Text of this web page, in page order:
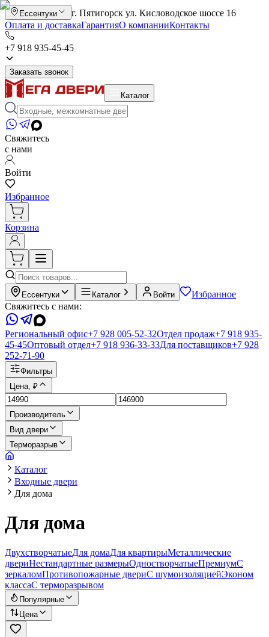
Ессентуки
г. Пятигорск ул. Кисловодское шоссе 16
Оплата и доставкаГарантияО компанииКонтакты
+7 918 935-45-45
Заказать звонок
Каталог
Свяжитесь
с нами
Войти
Избранное
Корзина
Ессентуки Каталог Войти
Избранное
Свяжитесь с нами:
Региональный офис+7 928 005-52-32Отдел продаж+7 918 935-
45-45Оптовый отдел+7 918 936-33-33Для поставщиков+7 928
252-71-90
Фильтры
Цена, ₽
Производитель
Вид двери
Терморазрыв
Каталог
Входные двери
Для дома
Для дома
ДвухстворчатыеДля домаДля квартирыМеталлические
двериНестандартные размерыОдностворчатыеПремиумС
зеркаломПротивопожарные двериС шумоизоляциейЭконом
классаС терморазрывом
Популярные
Цена